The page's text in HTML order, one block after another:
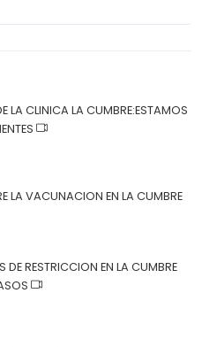
LA CLINICA LA CUMBRE:ESTAMOS
LA VACUNACION EN LA CUMBRE
DE RESTRICCION EN LA CUMBRE